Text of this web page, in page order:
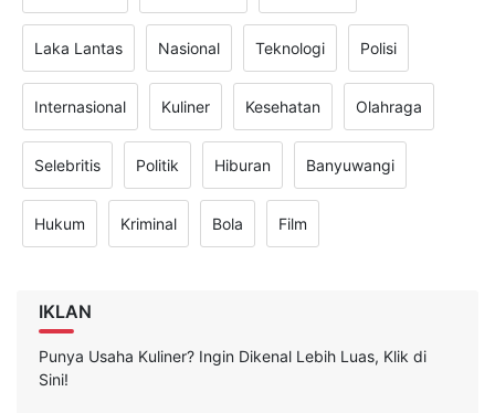
Laka Lantas Nasional Teknologi Polisi
Internasional Kuliner Kesehatan Olahraga
Selebritis Politik Hiburan Banyuwangi
Hukum Kriminal Bola Film
IKLAN
Punya Usaha Kuliner? Ingin Dikenal Lebih Luas, Klik di
Sini!